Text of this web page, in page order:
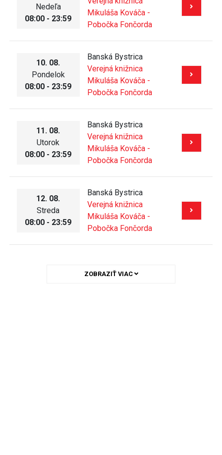
Nedeľa
08:00 - 23:59
Mikuláša Kováča -
Pobočka Fončorda
10. 08.
Pondelok
08:00 - 23:59
Banská Bystrica
Verejná knižnica
Mikuláša Kováča -
Pobočka Fončorda
11. 08.
Utorok
08:00 - 23:59
Banská Bystrica
Verejná knižnica
Mikuláša Kováča -
Pobočka Fončorda
12. 08.
Streda
08:00 - 23:59
Banská Bystrica
Verejná knižnica
Mikuláša Kováča -
Pobočka Fončorda
ZOBRAZIŤ VIAC